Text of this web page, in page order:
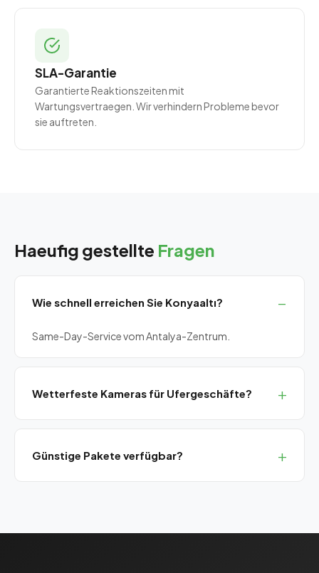
SLA-Garantie
Garantierte Reaktionszeiten mit
Wartungsvertraegen. Wir verhindern Probleme bevor
sie auftreten.
Haeufig gestellte Fragen
Wie schnell erreichen Sie Konyaaltı?
Same-Day-Service vom Antalya-Zentrum.
Wetterfeste Kameras für Ufergeschäfte?
Günstige Pakete verfügbar?